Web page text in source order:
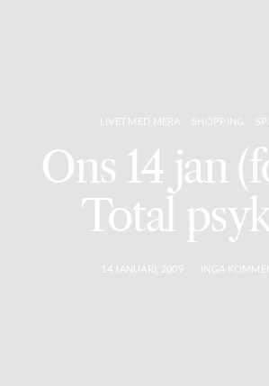
LIVET MED MERA SHOPPING
Ons 14 jan
Total
14 JANUARI, 2009 INGA